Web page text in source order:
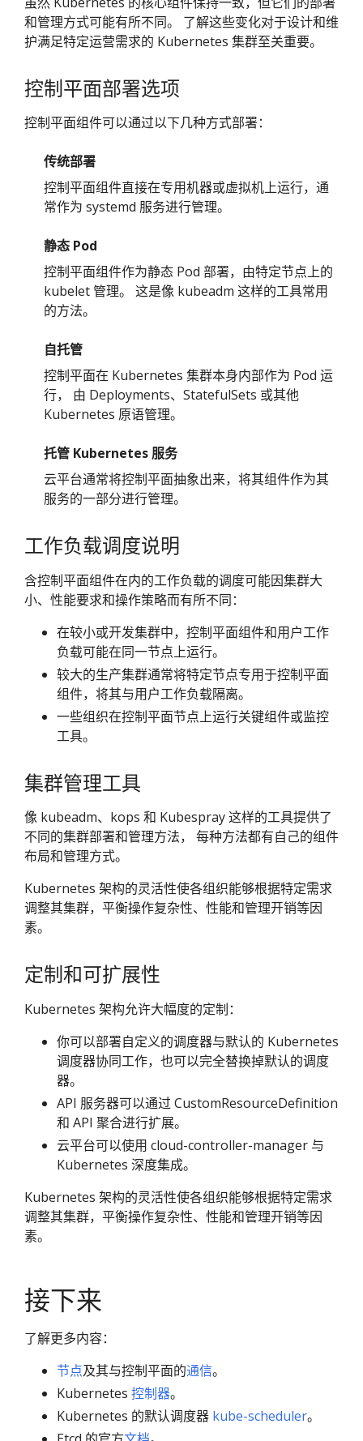
和管理方式可能有所不同。 了解这些变化对于设计和维
护满足特定运营需求的 Kubernetes 集群至关重要。
控制平面部署选项
控制平面组件可以通过以下几种方式部署：
传统部署
控制平面组件直接在专用机器或虚拟机上运行，通
常作为 systemd 服务进行管理。
静态 Pod
控制平面组件作为静态 Pod 部署，由特定节点上的
kubelet 管理。 这是像 kubeadm 这样的工具常用
的方法。
自托管
控制平面在 Kubernetes 集群本身内部作为 Pod 运
行， 由 Deployments、StatefulSets 或其他
Kubernetes 原语管理。
托管 Kubernetes 服务
云平台通常将控制平面抽象出来，将其组件作为其
服务的一部分进行管理。
工作负载调度说明
含控制平面组件在内的工作负载的调度可能因集群大
小、性能要求和操作策略而有所不同：
在较小或开发集群中，控制平面组件和用户工作
负载可能在同一节点上运行。
较大的生产集群通常将特定节点专用于控制平面
组件，将其与用户工作负载隔离。
一些组织在控制平面节点上运行关键组件或监控
工具。
集群管理工具
像 kubeadm、kops 和 Kubespray 这样的工具提供了
不同的集群部署和管理方法， 每种方法都有自己的组件
布局和管理方式。
Kubernetes 架构的灵活性使各组织能够根据特定需求
调整其集群，平衡操作复杂性、性能和管理开销等因
素。
定制和可扩展性
Kubernetes 架构允许大幅度的定制：
你可以部署自定义的调度器与默认的 Kubernetes
调度器协同工作，也可以完全替换掉默认的调度
器。
API 服务器可以通过 CustomResourceDefinition
和 API 聚合进行扩展。
云平台可以使用 cloud-controller-manager 与
Kubernetes 深度集成。
Kubernetes 架构的灵活性使各组织能够根据特定需求
调整其集群，平衡操作复杂性、性能和管理开销等因
素。
接下来
了解更多内容：
节点及其与控制平面的通信。
Kubernetes 控制器。
Kubernetes 的默认调度器 kube-scheduler。